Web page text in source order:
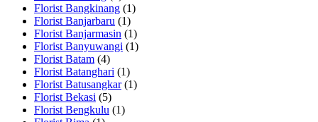
Florist Bangkinang (1)
Florist Banjarbaru (1)
Florist Banjarmasin (1)
Florist Banyuwangi (1)
Florist Batam (4)
Florist Batanghari (1)
Florist Batusangkar(1)
Florist Bekasi (5)
Florist Bengkulu (1)